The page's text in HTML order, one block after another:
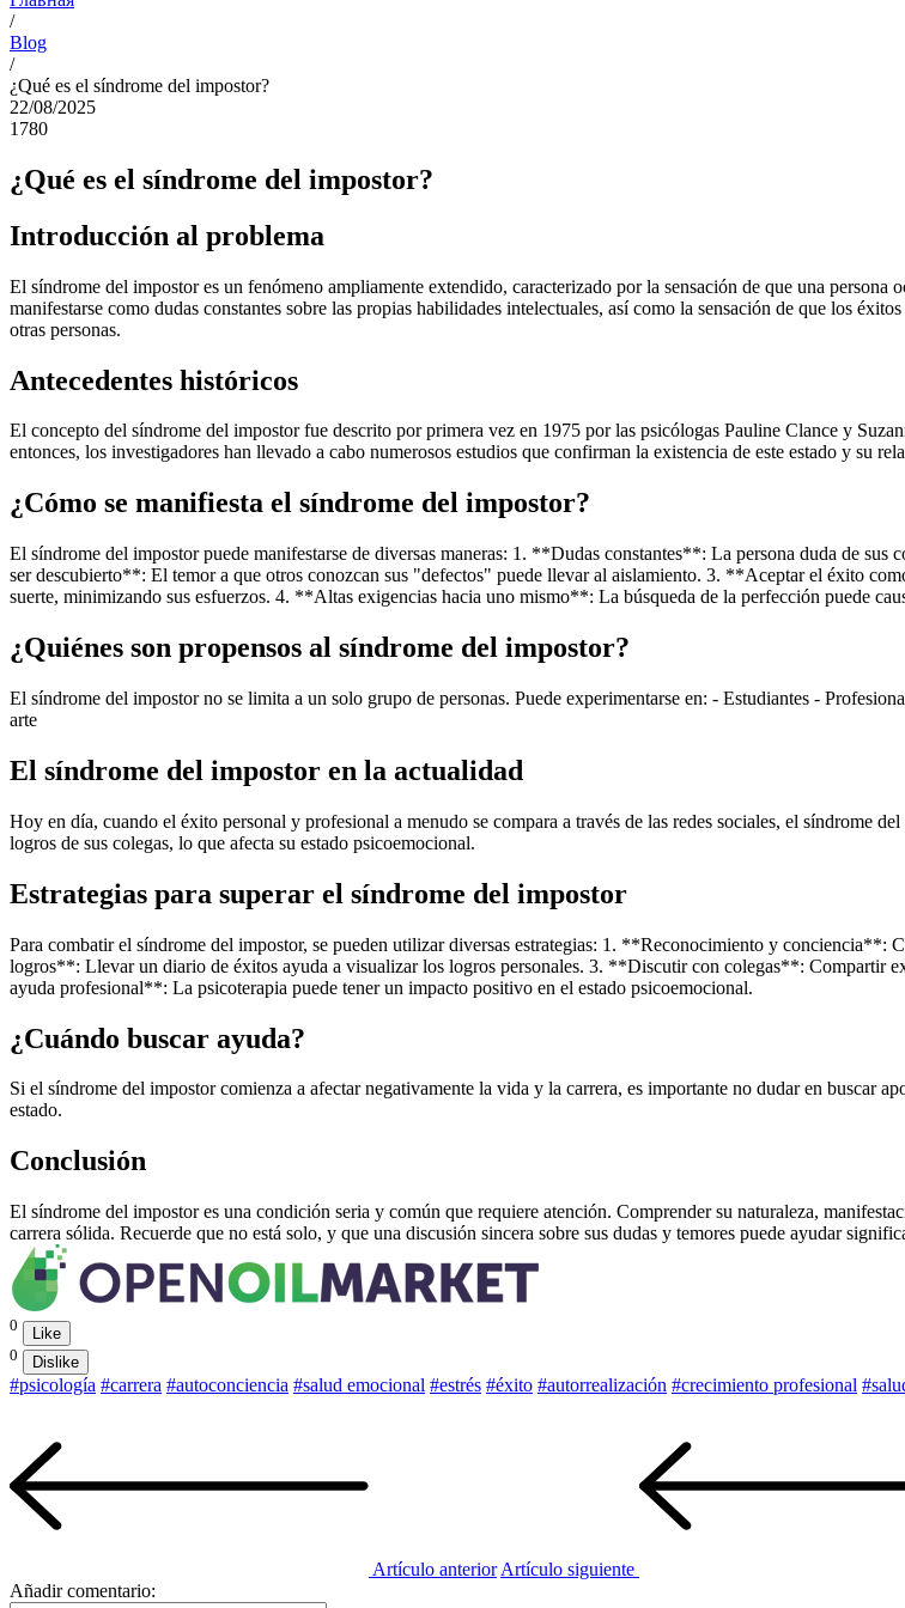
/
Blog
/
¿Qué es el síndrome del impostor?
22/08/2025
1780
¿Qué es el síndrome del impostor?
Introducción al problema
El síndrome del impostor es un fenómeno ampliamente extendido, caracterizado por la sensación de que una
manifestarse como dudas constantes sobre las propias habilidades intelectuales, así como la sensación de que los
otras personas.
Antecedentes históricos
El concepto del síndrome del impostor fue descrito por primera vez en 1975 por las psicólogas Pauline Clance y
entonces, los investigadores han llevado a cabo numerosos estudios que confirman la existencia de este estado y su
¿Cómo se manifiesta el síndrome del impostor?
El síndrome del impostor puede manifestarse de diversas maneras: 1. **Dudas constantes**: La persona duda de
ser descubierto**: El temor a que otros conozcan sus "defectos" puede llevar al aislamiento. 3. **Aceptar el éxito
suerte, minimizando sus esfuerzos. 4. **Altas exigencias hacia uno mismo**: La búsqueda de la perfección puede
¿Quiénes son propensos al síndrome del impostor?
El síndrome del impostor no se limita a un solo grupo de personas. Puede experimentarse en: - Estudiantes -
arte
El síndrome del impostor en la actualidad
Hoy en día, cuando el éxito personal y profesional a menudo se compara a través de las redes sociales, el síndrome
logros de sus colegas, lo que afecta su estado psicoemocional.
Estrategias para superar el síndrome del impostor
Para combatir el síndrome del impostor, se pueden utilizar diversas estrategias: 1. **Reconocimiento y conciencia**:
logros**: Llevar un diario de éxitos ayuda a visualizar los logros personales. 3. **Discutir con colegas**: Compartir
ayuda profesional**: La psicoterapia puede tener un impacto positivo en el estado psicoemocional.
¿Cuándo buscar ayuda?
Si el síndrome del impostor comienza a afectar negativamente la vida y la carrera, es importante no dudar en buscar
estado.
Conclusión
El síndrome del impostor es una condición seria y común que requiere atención. Comprender su naturaleza,
carrera sólida. Recuerde que no está solo, y que una discusión sincera sobre sus dudas y temores puede ayudar
0
Like
0
Dislike
#psicología #carrera #autoconciencia #salud emocional #estrés #éxito #autorrealización #crecimiento profesional
Artículo anterior Artículo siguiente
Añadir comentario: